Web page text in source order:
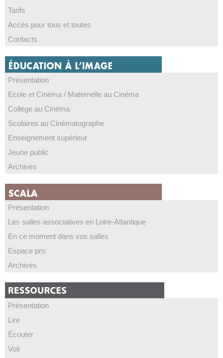
Tarifs
Accès pour tous et toutes
Contacts
Présentation
Ecole et Cinéma / Maternelle au Cinéma
Collège au Cinéma
Scolaires au Cinématographe
Enseignement supérieur
Jeune public
Archives
Présentation
Les salles associatives en Loire-Atlantique
En ce moment dans vos salles
Espace pro
Archives
Présentation
Lire
Écouter
Voir